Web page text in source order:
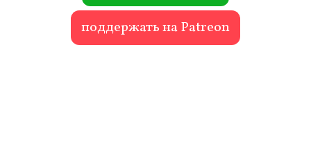
поддержать на Patreon